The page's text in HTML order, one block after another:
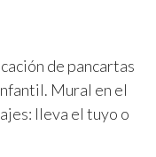
de pancartas
Mural en el
lleva el tuyo o